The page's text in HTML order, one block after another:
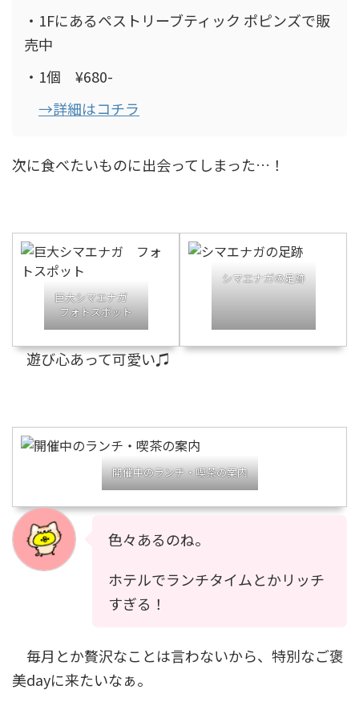
・1Fにあるペストリーブティック ポピンズで販
売中
・1個 ¥680-
→詳細はコチラ
次に食べたいものに出会ってしまった…！
巨大シマエナガ
フォトスポット
シマエナガの足跡
遊び心あって可愛い♫
開催中のランチ・喫茶の案内
色々あるのね。
ホテルでランチタイムとかリッチ
すぎる！
毎月とか贅沢なことは言わないから、特別なご褒
美dayに来たいなぁ。